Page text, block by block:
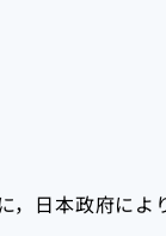
日本政府に